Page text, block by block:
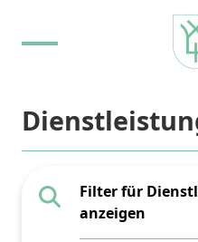
Filter für
anzeigen